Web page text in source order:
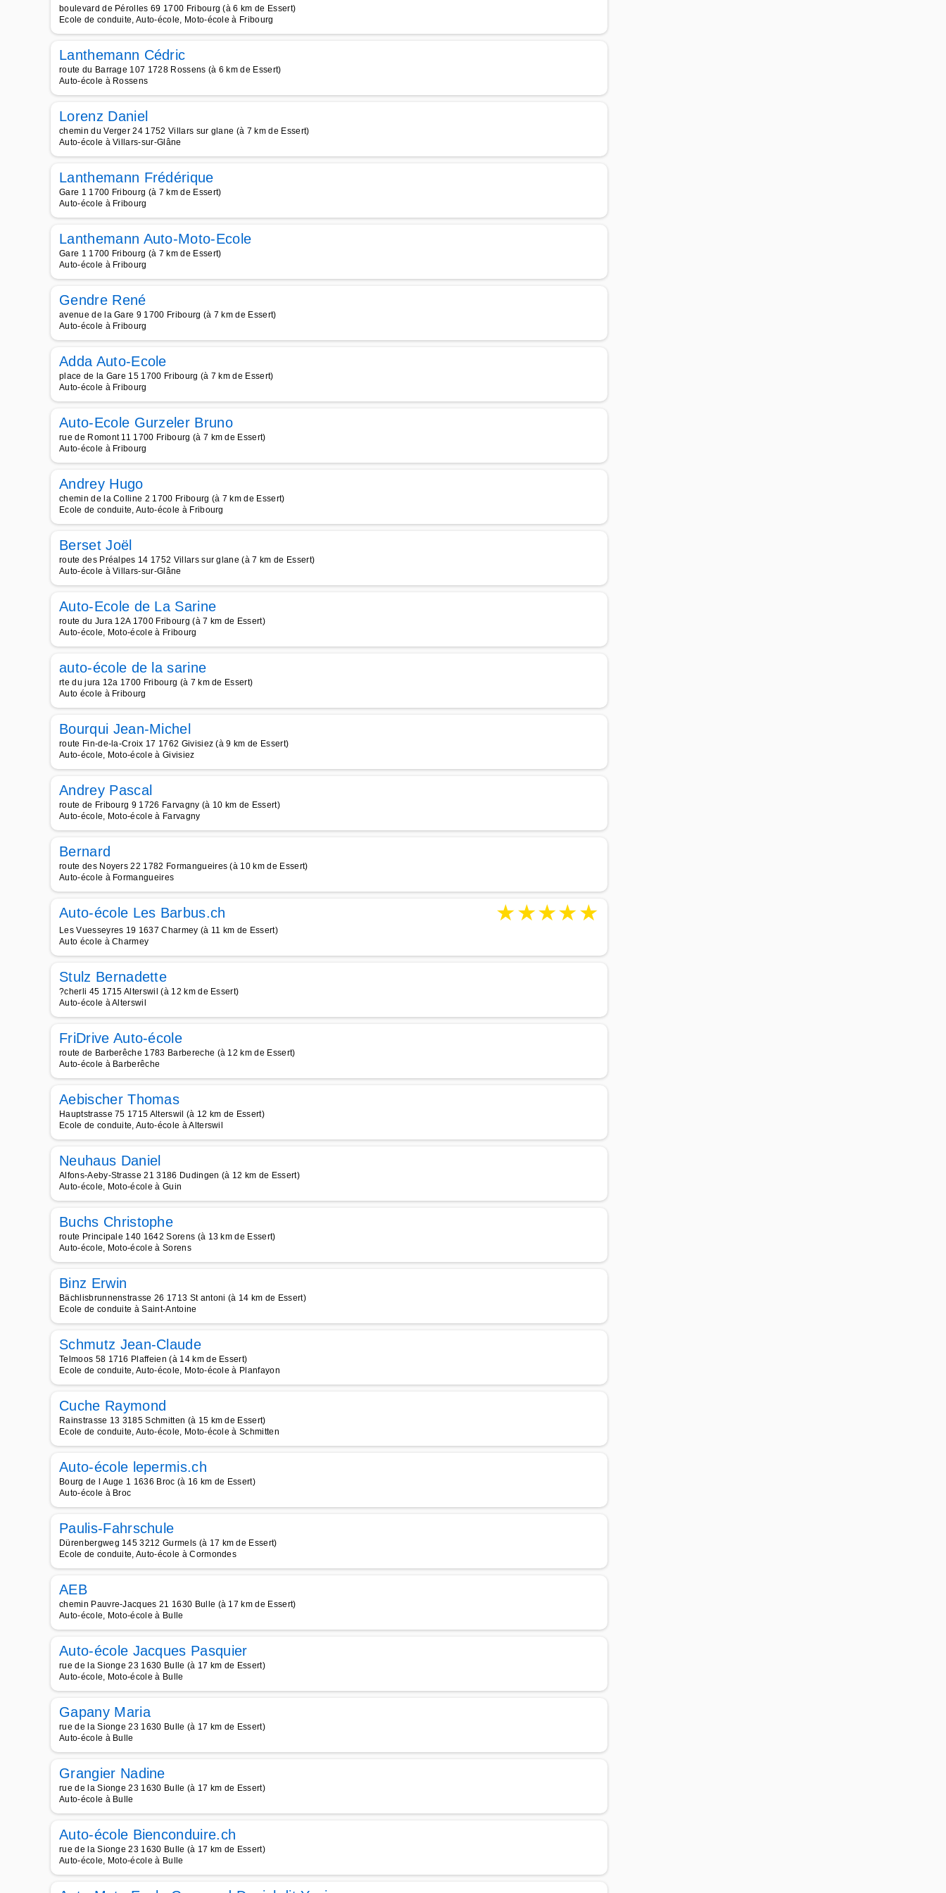
boulevard de Pérolles 69 1700 Fribourg (à 6 km de Essert)
Ecole de conduite, Auto-école, Moto-école à Fribourg
Lanthemann Cédric
route du Barrage 107 1728 Rossens (à 6 km de Essert)
Auto-école à Rossens
Lorenz Daniel
chemin du Verger 24 1752 Villars sur glane (à 7 km de Essert)
Auto-école à Villars-sur-Glâne
Lanthemann Frédérique
Gare 1 1700 Fribourg (à 7 km de Essert)
Auto-école à Fribourg
Lanthemann Auto-Moto-Ecole
Gare 1 1700 Fribourg (à 7 km de Essert)
Auto-école à Fribourg
Gendre René
avenue de la Gare 9 1700 Fribourg (à 7 km de Essert)
Auto-école à Fribourg
Adda Auto-Ecole
place de la Gare 15 1700 Fribourg (à 7 km de Essert)
Auto-école à Fribourg
Auto-Ecole Gurzeler Bruno
rue de Romont 11 1700 Fribourg (à 7 km de Essert)
Auto-école à Fribourg
Andrey Hugo
chemin de la Colline 2 1700 Fribourg (à 7 km de Essert)
Ecole de conduite, Auto-école à Fribourg
Berset Joël
route des Préalpes 14 1752 Villars sur glane (à 7 km de Essert)
Auto-école à Villars-sur-Glâne
Auto-Ecole de La Sarine
route du Jura 12A 1700 Fribourg (à 7 km de Essert)
Auto-école, Moto-école à Fribourg
auto-école de la sarine
rte du jura 12a 1700 Fribourg (à 7 km de Essert)
Auto école à Fribourg
Bourqui Jean-Michel
route Fin-de-la-Croix 17 1762 Givisiez (à 9 km de Essert)
Auto-école, Moto-école à Givisiez
Andrey Pascal
route de Fribourg 9 1726 Farvagny (à 10 km de Essert)
Auto-école, Moto-école à Farvagny
Bernard
route des Noyers 22 1782 Formangueires (à 10 km de Essert)
Auto-école à Formangueires
Auto-école Les Barbus.ch ★★★★★
Les Vuesseyres 19 1637 Charmey (à 11 km de Essert)
Auto école à Charmey
Stulz Bernadette
?cherli 45 1715 Alterswil (à 12 km de Essert)
Auto-école à Alterswil
FriDrive Auto-école
route de Barberêche 1783 Barbereche (à 12 km de Essert)
Auto-école à Barberêche
Aebischer Thomas
Hauptstrasse 75 1715 Alterswil (à 12 km de Essert)
Ecole de conduite, Auto-école à Alterswil
Neuhaus Daniel
Alfons-Aeby-Strasse 21 3186 Dudingen (à 12 km de Essert)
Auto-école, Moto-école à Guin
Buchs Christophe
route Principale 140 1642 Sorens (à 13 km de Essert)
Auto-école, Moto-école à Sorens
Binz Erwin
Bächlisbrunnenstrasse 26 1713 St antoni (à 14 km de Essert)
Ecole de conduite à Saint-Antoine
Schmutz Jean-Claude
Telmoos 58 1716 Plaffeien (à 14 km de Essert)
Ecole de conduite, Auto-école, Moto-école à Planfayon
Cuche Raymond
Rainstrasse 13 3185 Schmitten (à 15 km de Essert)
Ecole de conduite, Auto-école, Moto-école à Schmitten
Auto-école lepermis.ch
Bourg de l Auge 1 1636 Broc (à 16 km de Essert)
Auto-école à Broc
Paulis-Fahrschule
Dürenbergweg 145 3212 Gurmels (à 17 km de Essert)
Ecole de conduite, Auto-école à Cormondes
AEB
chemin Pauvre-Jacques 21 1630 Bulle (à 17 km de Essert)
Auto-école, Moto-école à Bulle
Auto-école Jacques Pasquier
rue de la Sionge 23 1630 Bulle (à 17 km de Essert)
Auto-école, Moto-école à Bulle
Gapany Maria
rue de la Sionge 23 1630 Bulle (à 17 km de Essert)
Auto-école à Bulle
Grangier Nadine
rue de la Sionge 23 1630 Bulle (à 17 km de Essert)
Auto-école à Bulle
Auto-école Bienconduire.ch
rue de la Sionge 23 1630 Bulle (à 17 km de Essert)
Auto-école, Moto-école à Bulle